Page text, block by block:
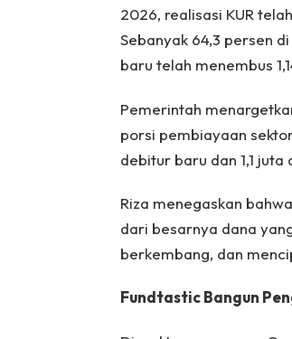
2026, realisasi KUR
Sebanyak 64,3 persen
baru telah menembus
Pemerintah
porsi pembiayaan
debitur baru dan 1,1
Riza menegaskan
dari besarnya dana
berkembang, dan
Fundtastic Bangun